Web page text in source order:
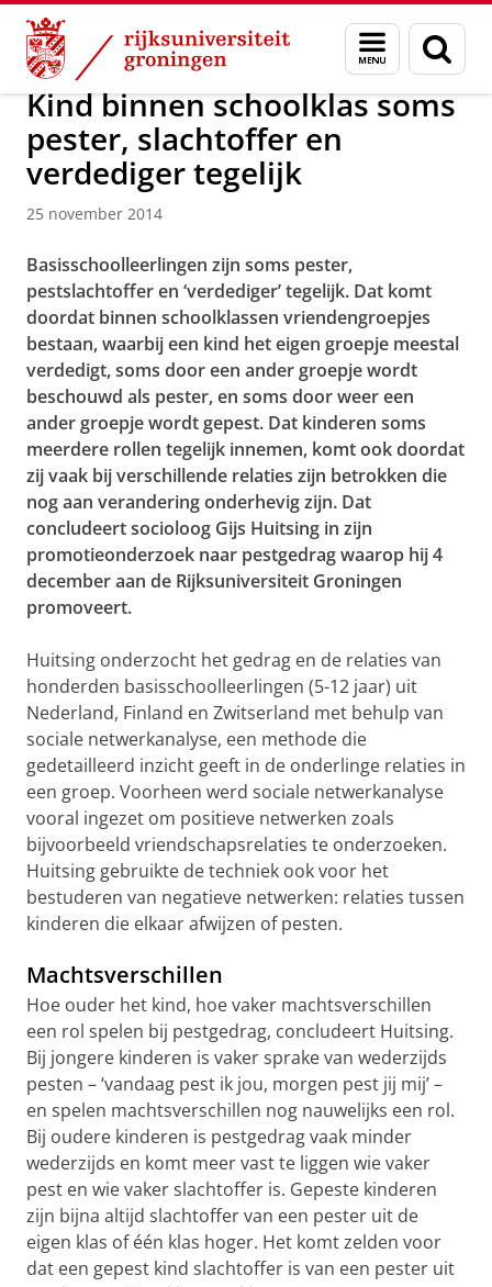
Skip
Content
Skip
Navigation
Menu
en
zoeken
Over ons Actueel Nieuws Nieuwsberichten
Kind binnen schoolklas soms
pester, slachtoffer en
verdediger tegelijk
25 november 2014
Basisschoolleerlingen zijn soms pester,
pestslachtoffer en ‘verdediger’ tegelijk. Dat komt
doordat binnen schoolklassen vriendengroepjes
bestaan, waarbij een kind het eigen groepje meestal
verdedigt, soms door een ander groepje wordt
beschouwd als pester, en soms door weer een
ander groepje wordt gepest. Dat kinderen soms
meerdere rollen tegelijk innemen, komt ook doordat
zij vaak bij verschillende relaties zijn betrokken die
nog aan verandering onderhevig zijn. Dat
concludeert socioloog Gijs Huitsing in zijn
promotieonderzoek naar pestgedrag waarop hij 4
december aan de Rijksuniversiteit Groningen
promoveert.
Huitsing onderzocht het gedrag en de relaties van
honderden basisschoolleerlingen (5-12 jaar) uit
Nederland, Finland en Zwitserland met behulp van
sociale netwerkanalyse, een methode die
gedetailleerd inzicht geeft in de onderlinge relaties in
een groep. Voorheen werd sociale netwerkanalyse
vooral ingezet om positieve netwerken zoals
bijvoorbeeld vriendschapsrelaties te onderzoeken.
Huitsing gebruikte de techniek ook voor het
bestuderen van negatieve netwerken: relaties tussen
kinderen die elkaar afwijzen of pesten.
Machtsverschillen
Hoe ouder het kind, hoe vaker machtsverschillen
een rol spelen bij pestgedrag, concludeert Huitsing.
Bij jongere kinderen is vaker sprake van wederzijds
pesten – ‘vandaag pest ik jou, morgen pest jij mij’ –
en spelen machtsverschillen nog nauwelijks een rol.
Bij oudere kinderen is pestgedrag vaak minder
wederzijds en komt meer vast te liggen wie vaker
pest en wie vaker slachtoffer is. Gepeste kinderen
zijn bijna altijd slachtoffer van een pester uit de
eigen klas of één klas hoger. Het komt zelden voor
dat een gepest kind slachtoffer is van een pester uit